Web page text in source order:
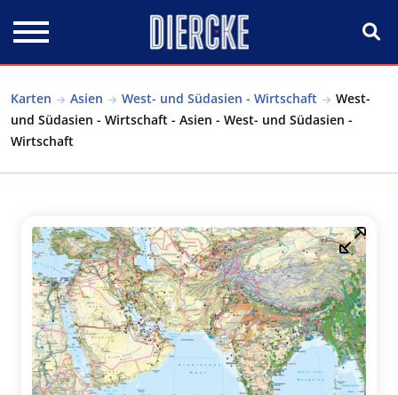
Karten Asien West- und Südasien - Wirtschaft
West-
und Südasien - Wirtschaft - Asien - West- und Südasien -
Wirtschaft